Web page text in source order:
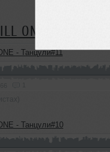
ONE
- Танцули#11
- Танцули#10